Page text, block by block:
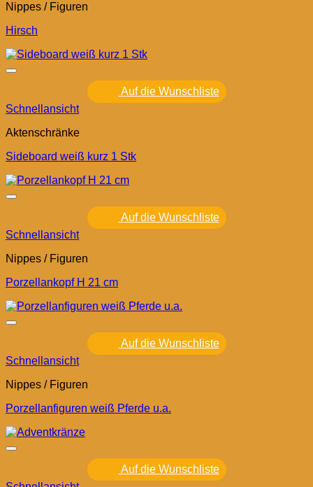
Nippes / Figuren
Hirsch
Auf die Wunschliste
Schnellansicht
Aktenschränke
Sideboard weiß kurz 1 Stk
Auf die Wunschliste
Schnellansicht
Nippes / Figuren
Porzellankopf H 21 cm
Auf die Wunschliste
Schnellansicht
Nippes / Figuren
Porzellanfiguren weiß Pferde u.a.
Auf die Wunschliste